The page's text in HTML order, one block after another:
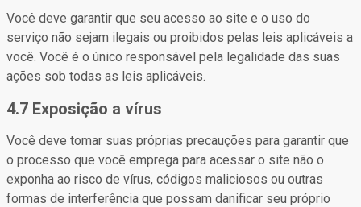
Você deve garantir que seu acesso ao site e o uso do
serviço não sejam ilegais ou proibidos pelas leis aplicáveis a
você. Você é o único responsável pela legalidade das suas
ações sob todas as leis aplicáveis.
4.7 Exposição a vírus
Você deve tomar suas próprias precauções para garantir que
o processo que você emprega para acessar o site não o
exponha ao risco de vírus, códigos maliciosos ou outras
formas de interferência que possam danificar seu próprio